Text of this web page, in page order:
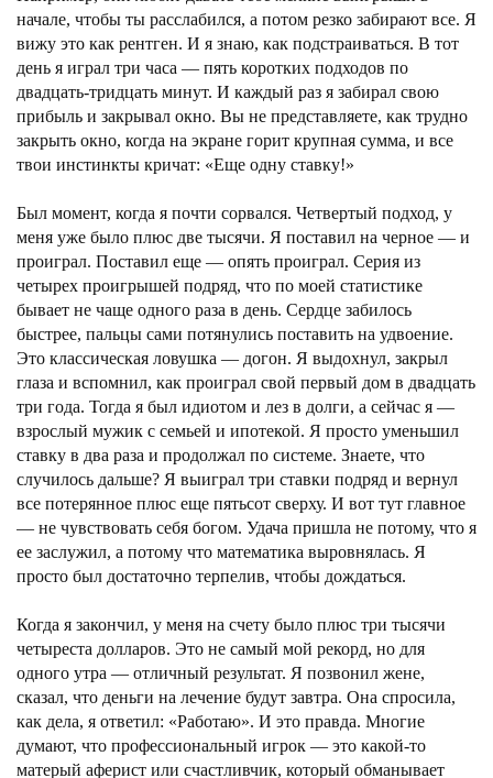
начале, чтобы ты расслабился, а потом резко забирают все. Я
вижу это как рентген. И я знаю, как подстраиваться. В тот
день я играл три часа — пять коротких подходов по
двадцать-тридцать минут. И каждый раз я забирал свою
прибыль и закрывал окно. Вы не представляете, как трудно
закрыть окно, когда на экране горит крупная сумма, и все
твои инстинкты кричат: «Еще одну ставку!»
Был момент, когда я почти сорвался. Четвертый подход, у
меня уже было плюс две тысячи. Я поставил на черное — и
проиграл. Поставил еще — опять проиграл. Серия из
четырех проигрышей подряд, что по моей статистике
бывает не чаще одного раза в день. Сердце забилось
быстрее, пальцы сами потянулись поставить на удвоение.
Это классическая ловушка — догон. Я выдохнул, закрыл
глаза и вспомнил, как проиграл свой первый дом в двадцать
три года. Тогда я был идиотом и лез в долги, а сейчас я —
взрослый мужик с семьей и ипотекой. Я просто уменьшил
ставку в два раза и продолжал по системе. Знаете, что
случилось дальше? Я выиграл три ставки подряд и вернул
все потерянное плюс еще пятьсот сверху. И вот тут главное
— не чувствовать себя богом. Удача пришла не потому, что я
ее заслужил, а потому что математика выровнялась. Я
просто был достаточно терпелив, чтобы дождаться.
Когда я закончил, у меня на счету было плюс три тысячи
четыреста долларов. Это не самый мой рекорд, но для
одного утра — отличный результат. Я позвонил жене,
сказал, что деньги на лечение будут завтра. Она спросила,
как дела, я ответил: «Работаю». И это правда. Многие
думают, что профессиональный игрок — это какой-то
матерый аферист или счастливчик, который обманывает